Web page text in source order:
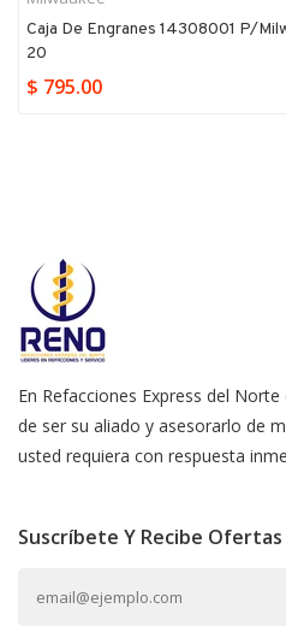
Caja De Engranes 14308001 P/
20
$ 795.00
En Refacciones Express del
de ser su aliado y asesorarlo de
usted requiera con respuesta
Suscríbete Y Recibe Ofertas